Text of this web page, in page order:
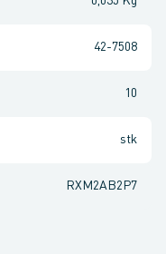
42-7508
10
stk
RXM2AB2P7